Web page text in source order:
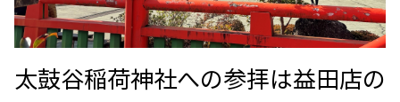
太鼓谷稲荷神社への参拝は益田店の